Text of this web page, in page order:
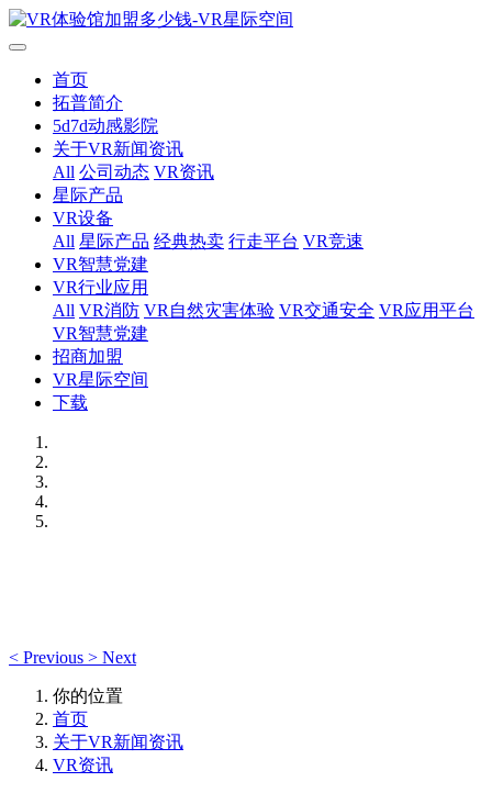
首页
拓普简介
5d7d动感影院
关于VR新闻资讯
All 公司动态 VR资讯
星际产品
VR设备
All 星际产品 经典热卖 行走平台 VR竞速
VR智慧党建
VR行业应用
All VR消防 VR自然灾害体验 VR交通安全 VR应用平台
VR智慧党建
招商加盟
VR星际空间
下载
< Previous > Next
你的位置
首页
关于VR新闻资讯
VR资讯